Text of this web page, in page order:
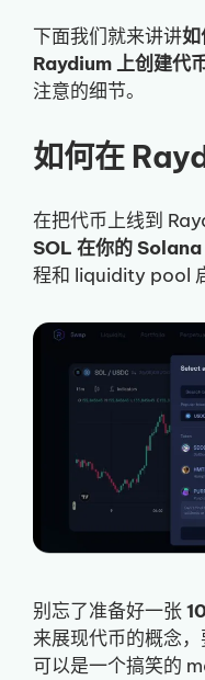
下面我们就来讲讲如
Raydium 上创建代
注意的细节。
如何在
在把代币上线到
SOL 在你的
程和 liquidity pool
别忘了准备好一张
来展现代币的概念，
可以是一个搞笑的